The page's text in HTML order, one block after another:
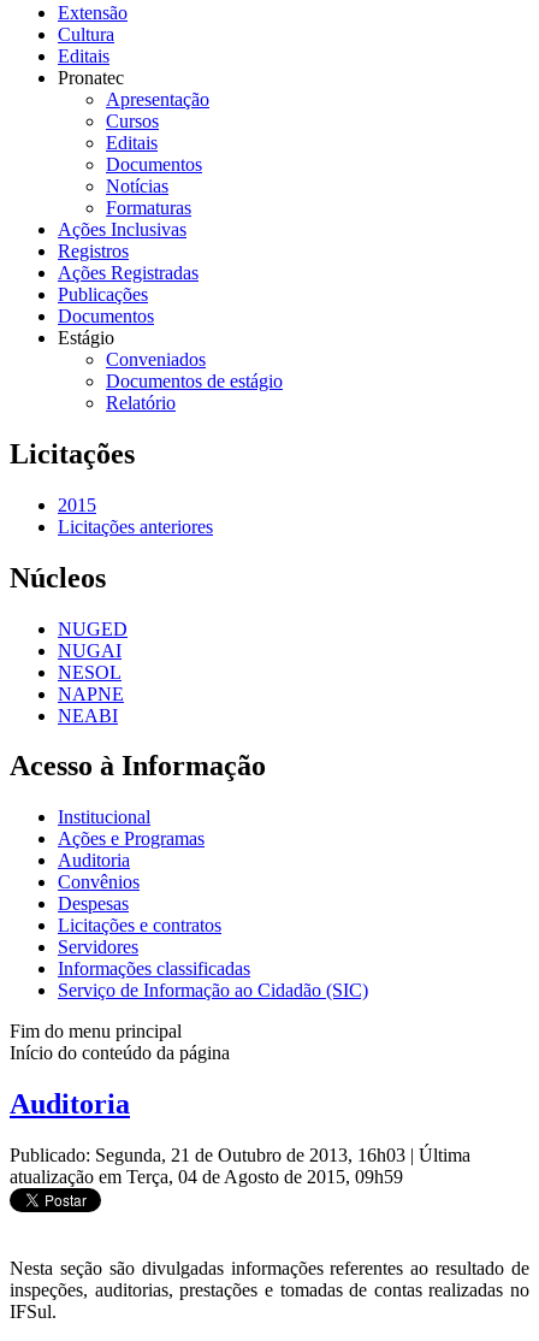
Extensão
Cultura
Editais
Pronatec
Apresentação
Cursos
Editais
Documentos
Notícias
Formaturas
Ações Inclusivas
Registros
Ações Registradas
Publicações
Documentos
Estágio
Conveniados
Documentos de estágio
Relatório
Licitações
2015
Licitações anteriores
Núcleos
NUGED
NUGAI
NESOL
NAPNE
NEABI
Acesso à Informação
Institucional
Ações e Programas
Auditoria
Convênios
Despesas
Licitações e contratos
Servidores
Informações classificadas
Serviço de Informação ao Cidadão (SIC)
Fim do menu principal
Início do conteúdo da página
Auditoria
Publicado: Segunda, 21 de Outubro de 2013, 16h03 | Última
atualização em Terça, 04 de Agosto de 2015, 09h59
Nesta seção são divulgadas informações referentes ao resultado de
inspeções, auditorias, prestações e tomadas de contas realizadas no
IFSul.